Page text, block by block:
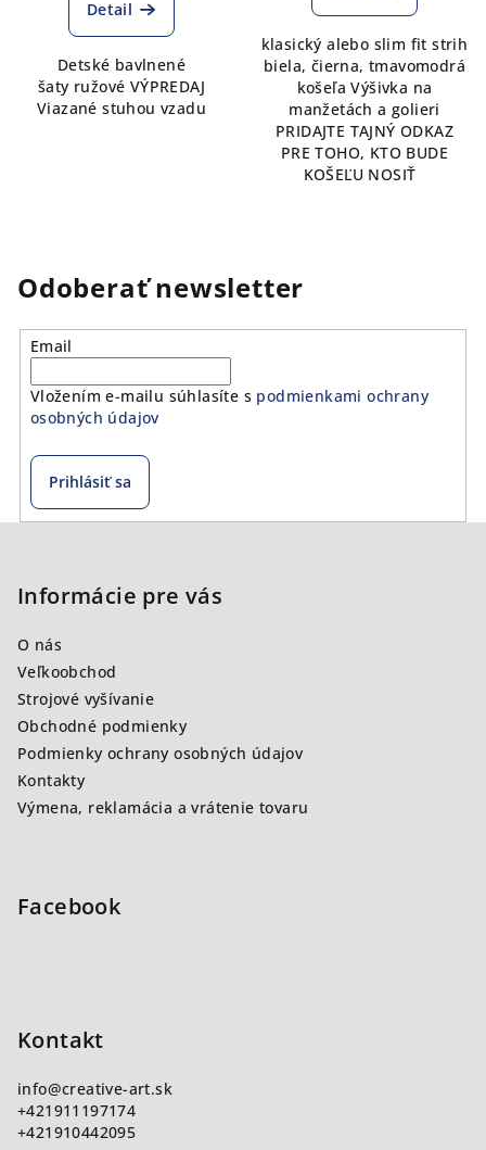
Detail
Detské bavlnené
šaty ružové VÝPREDAJ
Viazané stuhou vzadu
z
5
hviezdičiek.
klasický alebo slim fit strih
biela, čierna, tmavomodrá
košeľa Výšivka na
manžetách a golieri
PRIDAJTE TAJNÝ ODKAZ
PRE TOHO, KTO BUDE
KOŠEĽU NOSIŤ
Odoberať newsletter
Email
Vložením e-mailu súhlasíte s podmienkami ochrany
osobných údajov
Prihlásiť sa
Informácie pre vás
O nás
Veľkoobchod
Strojové vyšívanie
Obchodné podmienky
Podmienky ochrany osobných údajov
Kontakty
Výmena, reklamácia a vrátenie tovaru
Facebook
Kontakt
info@creative-art.sk
+421911197174
+421910442095